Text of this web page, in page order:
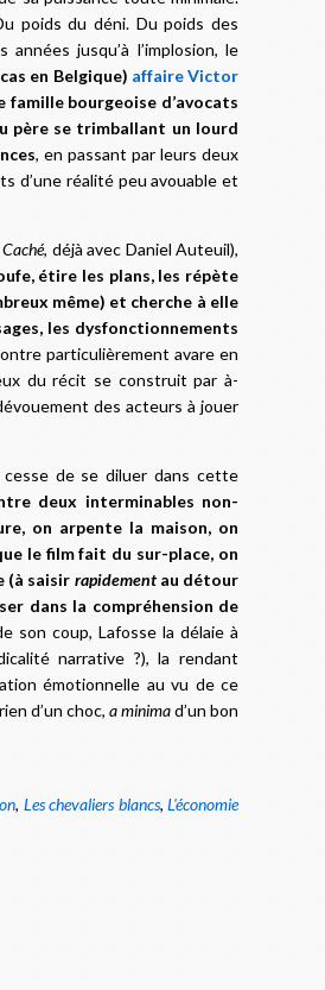
poids du déni. Du poids des
jusqu’à l’implosion, le
en Belgique) affaire Victor
famille bourgeoise d’avocats
père se trimballant un lourd
, en passant par leurs deux
d’une réalité peu avouable et
Caché, déjà avec Daniel Auteuil),
étire les plans, les répète
même) et cherche à elle
les dysfonctionnements
particulièrement avare en
du récit se construit par à-
des acteurs à jouer
de se diluer dans cette
deux interminables non-
on arpente la maison, on
le film fait du sur-place, on
(à saisir rapidementau détour
dans la compréhension de
son coup, Lafosse la délaie à
narrative ?), la rendant
émotionnelle au vu de ce
d’un choc, a minimad’un bon
, Les chevaliers blancs,L'économie